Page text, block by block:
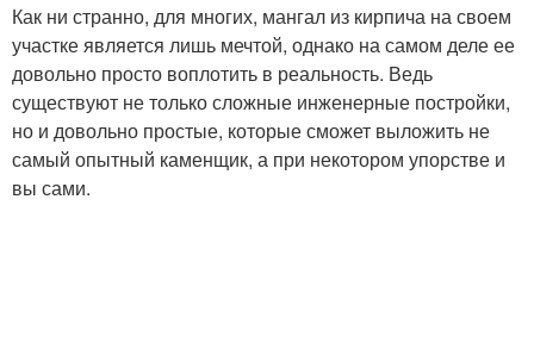
Как ни странно, для многих, мангал из кирпича на своем
участке является лишь мечтой, однако на самом деле ее
довольно просто воплотить в реальность. Ведь
существуют не только сложные инженерные постройки,
но и довольно простые, которые сможет выложить не
самый опытный каменщик, а при некотором упорстве и
вы сами.